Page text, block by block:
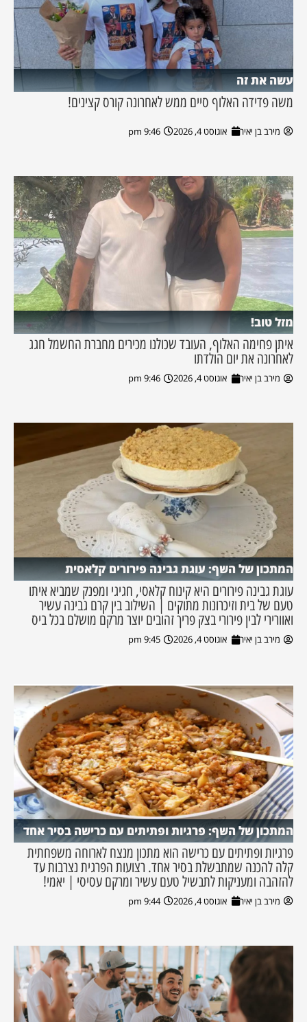
עשה את זה
משה פדידה האלוף סיים ממש לאחרונה קורס קצינים!
מירב בן יאיר אוגוסט 4, 2026 9:46 pm
מזל טוב!
איתן פחימה האלוף, העובד שכולנו מכירים מחברת החשמל חגג
לאחרונה את יום הולדתו
מירב בן יאיר אוגוסט 4, 2026 9:46 pm
המתכון של השף: עוגת גבינה פירורים קלאסית
עוגת גבינה פירורים היא קינוח קלאסי, חגיגי ומפנק שמביא איתו
טעם של בית וזיכרונות מתוקים | השילוב בין קרם גבינה עשיר
ואוורירי לבין פירורי בצק פריך זהובים יוצר מרקם מושלם בכל ביס
מירב בן יאיר אוגוסט 4, 2026 9:45 pm
המתכון של השף: פרגיות ופתיתים עם כרישה בסיר אחד
פרגיות ופתיתים עם כרישה הוא מתכון מנצח לארוחה משפחתית
קלה להכנה שמתבשלת בסיר אחד. רצועות הפרגית נצרבות עד
להזהבה ומעניקות לתבשיל טעם עשיר ומרקם עסיסי | יאמי!
מירב בן יאיר אוגוסט 4, 2026 9:44 pm